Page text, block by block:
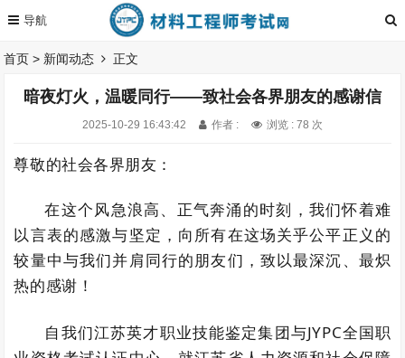
首页 > 新闻动态 正文
暗夜灯火，温暖同行——致社会各界朋友的感谢信
2025-10-29 16:43:42 作者 : 浏览 : 78 次
尊敬的社会各界朋友：
在这个风急浪高、正气奔涌的时刻，我们怀着难
以言表的感激与坚定，向所有在这场关乎公平正义的
较量中与我们并肩同行的朋友们，致以最深沉、最炽
热的感谢！
自我们江苏英才职业技能鉴定集团与JYPC全国职